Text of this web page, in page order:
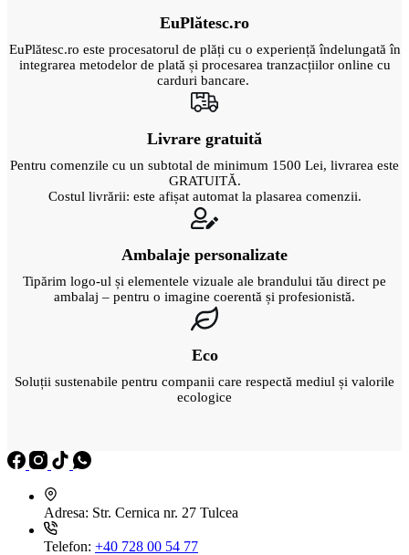
EuPlătesc.ro
EuPlătesc.ro este procesatorul de plăți cu o experiență îndelungată în
integrarea metodelor de plată și procesarea tranzacțiilor online cu
carduri bancare.
Livrare gratuită
Pentru comenzile cu un subtotal de minimum 1500 Lei, livrarea este
GRATUITĂ.
Costul livrării: este afișat automat la plasarea comenzii.
Ambalaje personalizate
Tipărim logo-ul și elementele vizuale ale brandului tău direct pe
ambalaj – pentru o imagine coerentă și profesionistă.
Eco
Soluții sustenabile pentru companii care respectă mediul și valorile
ecologice
Adresa: Str. Cernica nr. 27 Tulcea
Telefon: +40 728 00 54 77